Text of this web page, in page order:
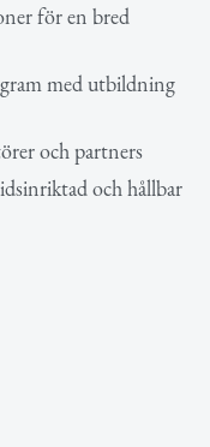
för en bred
med utbildning
och partners
och hållbar